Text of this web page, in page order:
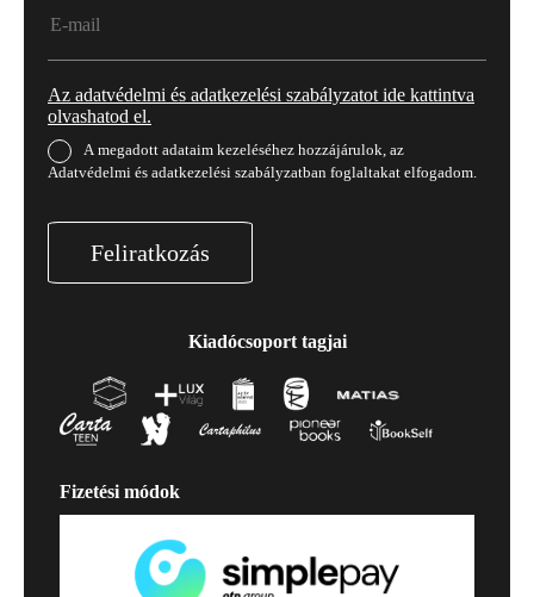
Az adatvédelmi és adatkezelési szabályzatot ide kattintva
olvashatod el.
A megadott adataim kezeléséhez hozzájárulok, az
Adatvédelmi és adatkezelési szabályzatban foglaltakat elfogadom.
Feliratkozás
Kiadócsoport tagjai
Fizetési módok